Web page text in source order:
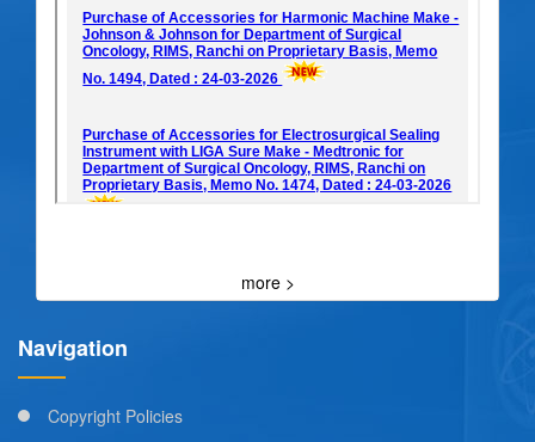
more >
Navigation
Copyright Policies